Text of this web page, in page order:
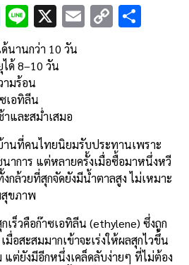
F
ac
e
b
o
o
k
Li
n
e
X E C
นานกว่า 10 วัน
ด้ 8–10 วัน
มร้อน
เอทิลีน
และสม่ำเสมอ
นที่คนไทยนิยมรับประทานเพราะ
าการ แต่หลายครั้งเมื่อซื้อมาหนึ่งหวี
กล้วยที่สุกจัดยังมีน้ำตาลสูง ไม่เหมาะ
สุขภาพ
ร็วคือก๊าซเอทิลีน (ethylene) ซึ่งถูก
อสะสมมากเข้าจะเร่งให้ผลสุกไวขึ้น
ต่ยังมีอีกหนึ่งเคล็ดลับง่ายๆ ที่ไม่ต้อง